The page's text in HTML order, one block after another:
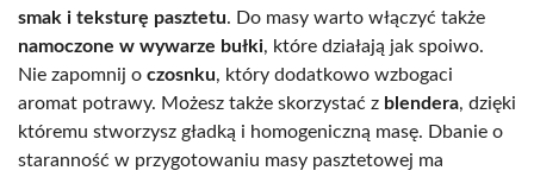
smak i teksturę pasztetu. Do masy warto włączyć także
namoczone w wywarze bułki, które działają jak spoiwo.
Nie zapomnij o czosnku, który dodatkowo wzbogaci
aromat potrawy. Możesz także skorzystać z blendera, dzięki
któremu stworzysz gładką i homogeniczną masę. Dbanie o
staranność w przygotowaniu masy pasztetowej ma